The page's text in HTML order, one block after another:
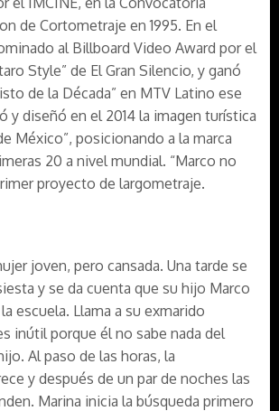
de Cortometraje en 1995. En el
al Billboard Video Award por el
Style” de El Gran Silencio, y ganó
de la Década” en MTV Latino ese
y diseñó en el 2014 la imagen turística
México”, posicionando a la marca
20 a nivel mundial. “Marco no
proyecto de largometraje.
joven, pero cansada. Una tarde se
y se da cuenta que su hijo Marco
escuela. Llama a su exmarido
inútil porque él no sabe nada del
Al paso de las horas, la
y después de un par de noches las
Marina inicia la búsqueda primero